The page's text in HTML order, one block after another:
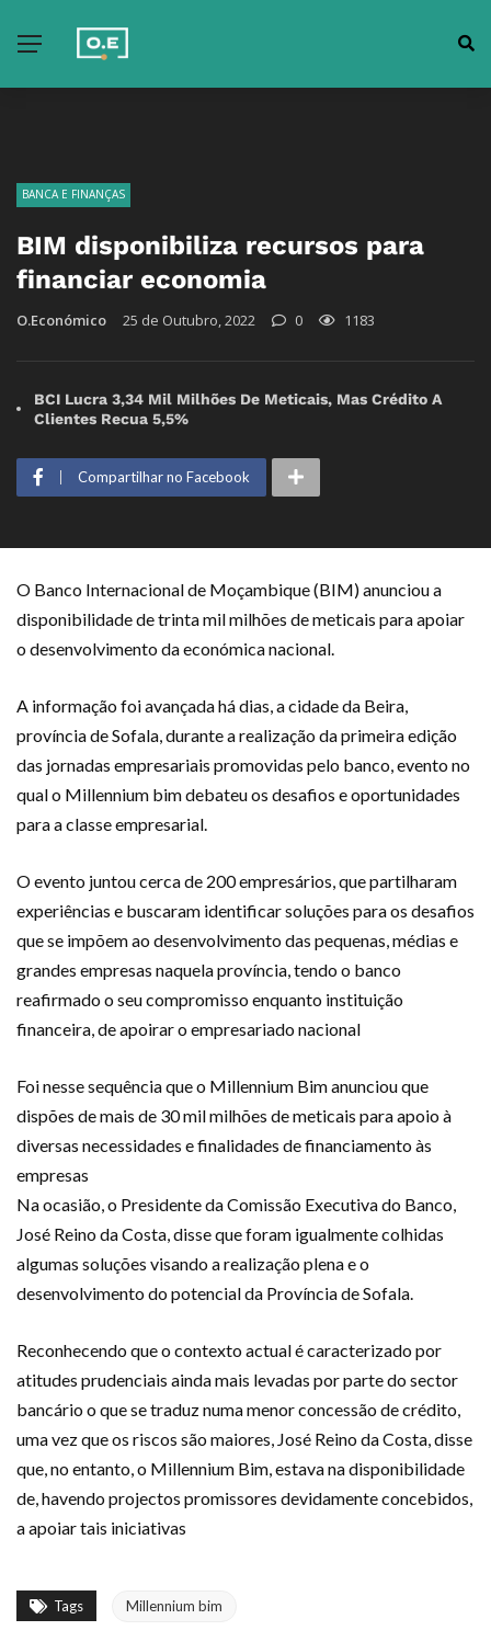
BANCA E FINANÇAS
BIM disponibiliza recursos para
financiar economia
O.Económico 25 de Outubro, 2022 0 1183
BCI Lucra 3,34 Mil Milhões De Meticais, Mas Crédito A
Clientes Recua 5,5%
Compartilhar no Facebook
O Banco Internacional de Moçambique (BIM) anunciou a
disponibilidade de trinta mil milhões de meticais para apoiar
o desenvolvimento da económica nacional.
A informação foi avançada há dias, a cidade da Beira,
província de Sofala, durante a realização da primeira edição
das jornadas empresariais promovidas pelo banco, evento no
qual o Millennium bim debateu os desafios e oportunidades
para a classe empresarial.
O evento juntou cerca de 200 empresários, que partilharam
experiências e buscaram identificar soluções para os desafios
que se impõem ao desenvolvimento das pequenas, médias e
grandes empresas naquela província, tendo o banco
reafirmado o seu compromisso enquanto instituição
financeira, de apoirar o empresariado nacional
Foi nesse sequência que o Millennium Bim anunciou que
dispões de mais de 30 mil milhões de meticais para apoio à
diversas necessidades e finalidades de financiamento às
empresas
Na ocasião, o Presidente da Comissão Executiva do Banco,
José Reino da Costa, disse que foram igualmente colhidas
algumas soluções visando a realização plena e o
desenvolvimento do potencial da Província de Sofala.
Reconhecendo que o contexto actual é caracterizado por
atitudes prudenciais ainda mais levadas por parte do sector
bancário o que se traduz numa menor concessão de crédito,
uma vez que os riscos são maiores, José Reino da Costa, disse
que, no entanto, o Millennium Bim, estava na disponibilidade
de, havendo projectos promissores devidamente concebidos,
a apoiar tais iniciativas
Tags Millennium bim